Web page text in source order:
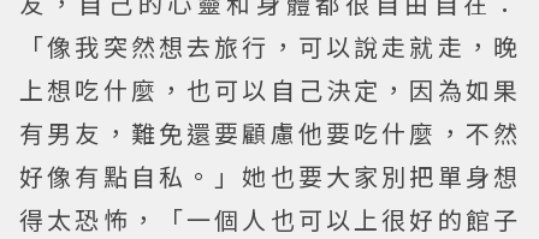
「像我突然想去旅行，可以說走就走，晚
上想吃什麼，也可以自己決定，因為如果
有男友，難免還要顧慮他要吃什麼，不然
好像有點自私。」她也要大家別把單身想
得太恐怖，「一個人也可以上很好的館子